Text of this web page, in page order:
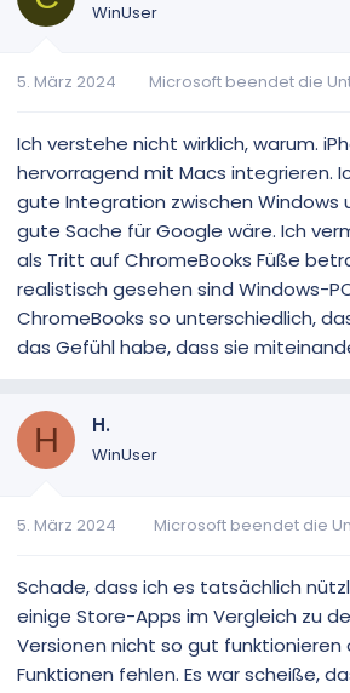
WinUser
5. März 2024 Microsoft beendet die
Ich verstehe nicht wirklich, warum.
hervorragend mit Macs integrieren.
gute Integration zwischen Windows
gute Sache für Google wäre. Ich
als Tritt auf ChromeBooks Füße
realistisch gesehen sind Windows-
ChromeBooks so unterschiedlich,
das Gefühl habe, dass sie
H H.
WinUser
5. März 2024 Microsoft beendet die
Schade, dass ich es tatsächlich
einige Store-Apps im Vergleich zu
Versionen nicht so gut funktionieren
Funktionen fehlen. Es war scheiße,